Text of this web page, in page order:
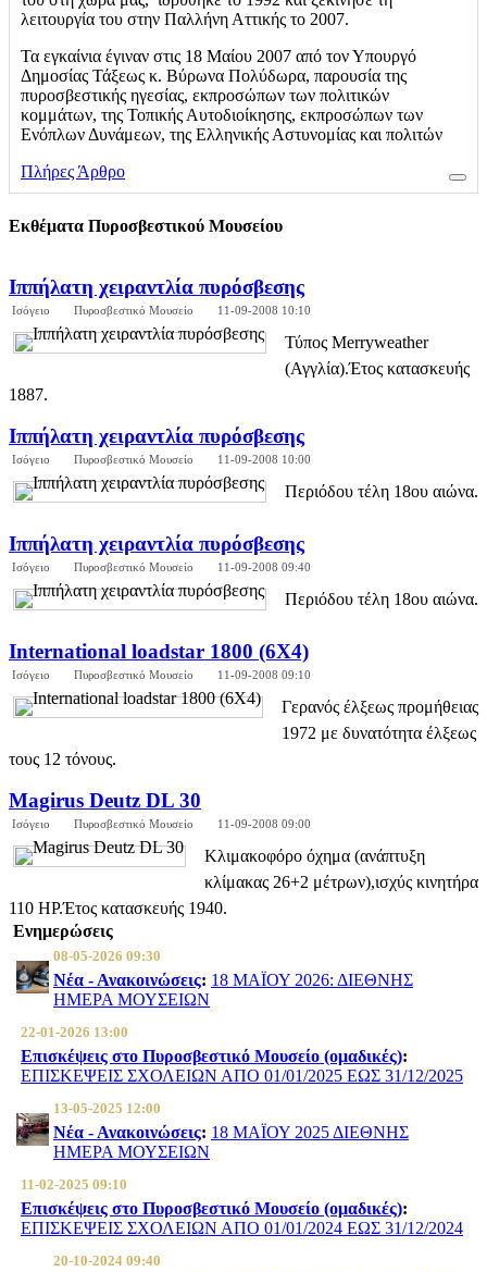
λειτουργία του στην Παλλήνη Αττικής το 2007.
Τα εγκαίνια έγιναν στις 18 Μαίου 2007 από τον Υπουργό
Δημοσίας Τάξεως κ. Βύρωνα Πολύδωρα, παρουσία της
πυροσβεστικής ηγεσίας, εκπροσώπων των πολιτικών
κομμάτων, της Τοπικής Αυτοδιοίκησης, εκπροσώπων των
Ενόπλων Δυνάμεων, της Ελληνικής Αστυνομίας και πολιτών
Πλήρες Άρθρο
Εκθέματα Πυροσβεστικού Μουσείου
Ιππήλατη χειραντλία πυρόσβεσης
Ισόγειο Πυροσβεστικό Μουσείο 11-09-2008 10:10
Τύπος Merryweather
(Αγγλία).Έτος κατασκευής
1887.
Ιππήλατη χειραντλία πυρόσβεσης
Ισόγειο Πυροσβεστικό Μουσείο 11-09-2008 10:00
Περιόδου τέλη 18ου αιώνα.
Ιππήλατη χειραντλία πυρόσβεσης
Ισόγειο Πυροσβεστικό Μουσείο 11-09-2008 09:40
Περιόδου τέλη 18ου αιώνα.
International loadstar 1800 (6X4)
Ισόγειο Πυροσβεστικό Μουσείο 11-09-2008 09:10
Γερανός έλξεως προμήθειας
1972 με δυνατότητα έλξεως
τους 12 τόνους.
Magirus Deutz DL 30
Ισόγειο Πυροσβεστικό Μουσείο 11-09-2008 09:00
Κλιμακοφόρο όχημα (ανάπτυξη
κλίμακας 26+2 μέτρων),ισχύς κινητήρα
110 HP.Έτος κατασκευής 1940.
Ενημερώσεις
08-05-2026 09:30
Νέα - Ανακοινώσεις: 18 ΜΑΪΟΥ 2026: ΔΙΕΘΝΗΣ
ΗΜΕΡΑ ΜΟΥΣΕΙΩΝ
22-01-2026 13:00
Επισκέψεις στο Πυροσβεστικό Μουσείο (ομαδικές):
ΕΠΙΣΚΕΨΕΙΣ ΣΧΟΛΕΙΩΝ ΑΠΟ 01/01/2025 ΕΩΣ 31/12/2025
13-05-2025 12:00
Νέα - Ανακοινώσεις: 18 ΜΑΪΟΥ 2025 ΔΙΕΘΝΗΣ
ΗΜΕΡΑ ΜΟΥΣΕΙΩΝ
11-02-2025 09:10
Επισκέψεις στο Πυροσβεστικό Μουσείο (ομαδικές):
ΕΠΙΣΚΕΨΕΙΣ ΣΧΟΛΕΙΩΝ ΑΠΟ 01/01/2024 ΕΩΣ 31/12/2024
20-10-2024 09:40